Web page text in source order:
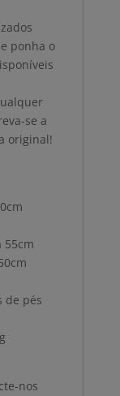
ponha o
se a
original!
55cm
de pés
nos